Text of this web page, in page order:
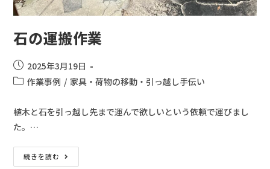
石の運搬作業
2025年3月19日
作業事例 / 家具・荷物の移動・引っ越し手伝い
植木と石を引っ越し先まで運んで欲しいという依頼で運びまし
た。…
続きを読む